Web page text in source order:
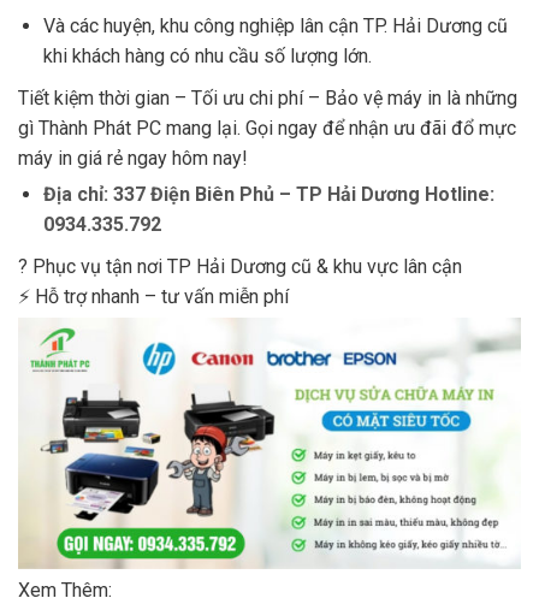
Và các huyện, khu công nghiệp lân cận TP. Hải Dương cũ
khi khách hàng có nhu cầu số lượng lớn.
Tiết kiệm thời gian – Tối ưu chi phí – Bảo vệ máy in là những
gì Thành Phát PC mang lại. Gọi ngay để nhận ưu đãi đổ mực
máy in giá rẻ ngay hôm nay!
Địa chỉ: 337 Điện Biên Phủ – TP Hải Dương Hotline:
0934.335.792
? Phục vụ tận nơi TP Hải Dương cũ & khu vực lân cận
⚡ Hỗ trợ nhanh – tư vấn miễn phí
Xem Thêm: